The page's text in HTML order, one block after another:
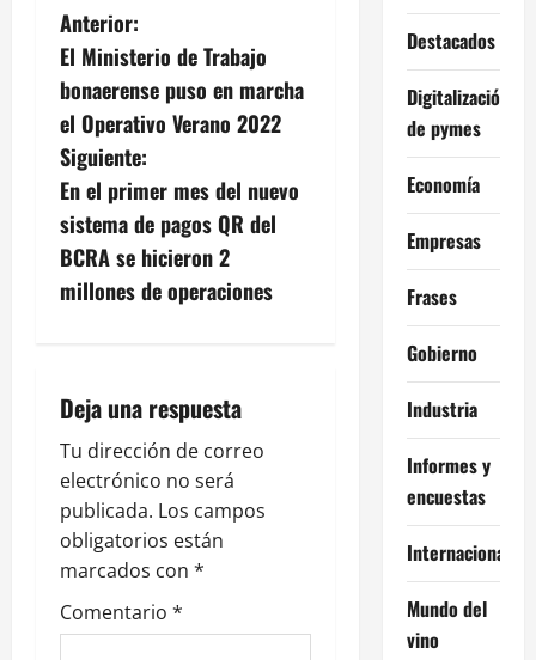
N
a
v
e
g
a
ó
n
d
e
e
Anterior:
El Ministerio de Trabajo
bonaerense puso en marcha
el Operativo Verano 2022
Siguiente:
En el primer mes del nuevo
sistema de pagos QR del
BCRA se hicieron 2
millones de operaciones
Deja una respuesta
Tu dirección de correo
electrónico no será
publicada. Los campos
obligatorios están
marcados con *
Comentario *
Destacados
Digitalización
de pymes
Economía
Empresas
Frases
Gobierno
Industria
Informes y
encuestas
Internacional
Mundo del
vino